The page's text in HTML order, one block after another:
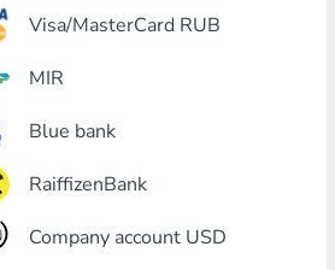
Visa/MasterCard RUB
MIR
Blue bank
RaiffizenBank
Company account USD